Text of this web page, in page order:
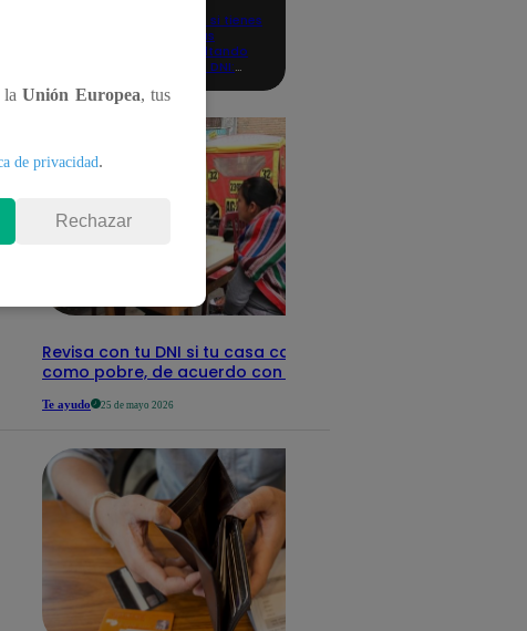
Revisa si tienes
deudas
consultando
con tu DNI:
detalles
Revisa con tu DNI si tu casa califica
como pobre, de acuerdo con el Sisfoh
Te ayudo 25 de mayo 2026
laUnión Europea, tus
de privacidad.
Rechazar